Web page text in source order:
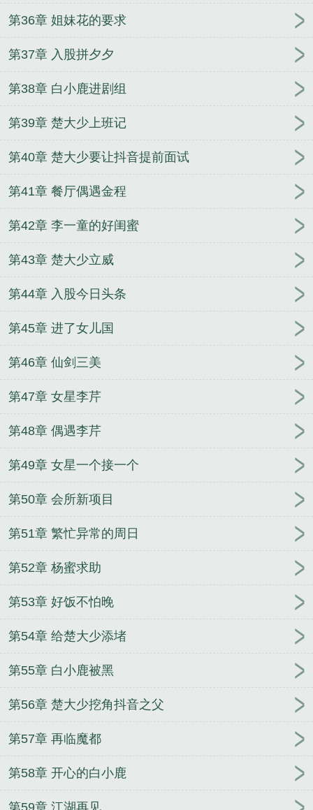
第36章 姐妹花的要求
第37章 入股拼夕夕
第38章 白小鹿进剧组
第39章 楚大少上班记
第40章 楚大少要让抖音提前面试
第41章 餐厅偶遇金程
第42章 李一童的好闺蜜
第43章 楚大少立威
第44章 入股今日头条
第45章 进了女儿国
第46章 仙剑三美
第47章 女星李芹
第48章 偶遇李芹
第49章 女星一个接一个
第50章 会所新项目
第51章 繁忙异常的周日
第52章 杨蜜求助
第53章 好饭不怕晚
第54章 给楚大少添堵
第55章 白小鹿被黑
第56章 楚大少挖角抖音之父
第57章 再临魔都
第58章 开心的白小鹿